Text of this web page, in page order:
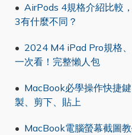
• AirPods 4規格介紹比較
3有什麼不同？
• 2024 M4 iPad Pro規格
一次看！完整懶人包
• MacBook必學操作快捷
製、剪下、貼上
• MacBook電腦螢幕截圖